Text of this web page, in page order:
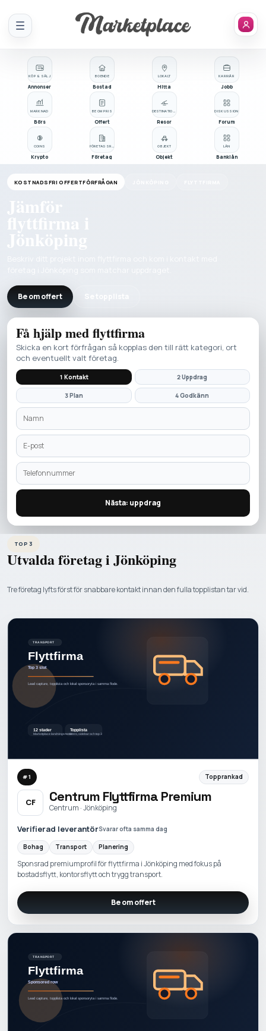
Meny
KÖP & SÄLJ
Annonser
BOENDE
Bostad
OBJEKT
Objekt
BE OM PRIS
Offert
Företag
LÅN
Banklån
MARKNAD
Börs
LOKALT
Hitta
KARRIÄR
Jobb
Resor
COINS
Krypto
DISKUSSION
Forum
KOSTNADSFRI OFFERTFÖRFRÅGAN
Jämför
Be om offert
Få hjälp medflyttfirma
Skicka en kort förfrågan så kopplas den till rätt kategori, ort
och eventuellt valt företag.
1 Kontakt 2 Uppdrag
3 Plan 4 Godkänn
Nästa: uppdrag
TOP 3
Utvalda företag i Jönköping
Tre företag lyfts först för snabbare kontakt innan den fulla topplistan tar vid.
#1 Topprankad
CF Centrum Flyttfirma Premium
Centrum · Jönköping
Verifierad leverantörSvarar ofta samma dag
Bohag Transport Planering
Sponsrad premiumprofil för flyttfirma i Jönköping med fokus på
bostadsflytt, kontorsflytt och trygg transport.
Be om offert